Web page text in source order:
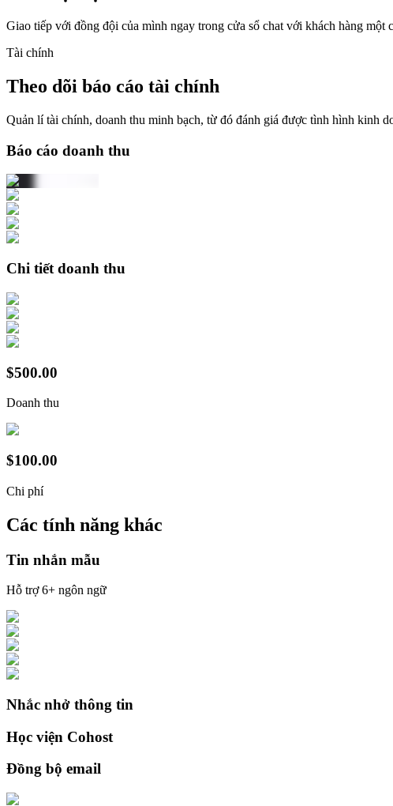
Giao tiếp với đồng đội của mình ngay trong cửa sổ chat với khách hàng
Tài chính
Theo dõi báo cáo tài chính
Quản lí tài chính, doanh thu minh bạch, từ đó đánh giá được tình hình kinh
Báo cáo doanh thu
Chi tiết doanh thu
$500.00
Doanh thu
$100.00
Chi phí
Các tính năng khác
Tin nhắn mẫu
Hỗ trợ 6+ ngôn ngữ
Nhắc nhở thông tin
Học viện Cohost
Đồng bộ email